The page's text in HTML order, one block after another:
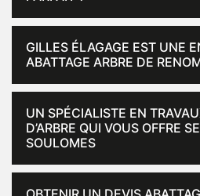
GILLES ÉLAGAGE EST UNE
ABATTAGE ARBRE DE
UN SPÉCIALISTE EN
D’ARBRE QUI VOUS OFFRE
SOULOMES